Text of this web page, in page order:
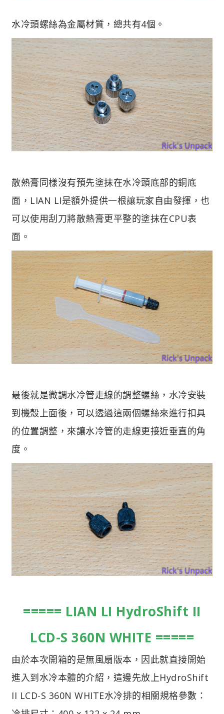
水冷頭螺絲為金屬材質，總共有4個。
散熱膏同樣沒有預先塗抹在水冷頭底部的銅底
面，LIAN LI是額外提供一根讓玩家自由發揮，也
可以使用刮刀將散熱膏更平整的塗抹在CPU表
面。
最後就是微調水冷管走線的調整螺絲，水冷安裝
到機殼上面後，可以透過這兩個螺絲來進行扣具
的位置調整，來讓水冷管的走線更接近垂直的角
度。
===== LIAN LI HydroShift II
LCD-S 360N WHITE =====
由於本次開箱的是無風扇版本，因此就直接開始
進入到水冷本體的介紹，這邊先放上HydroShift
II LCD-S 360N WHITE水冷排的相關規格參數：